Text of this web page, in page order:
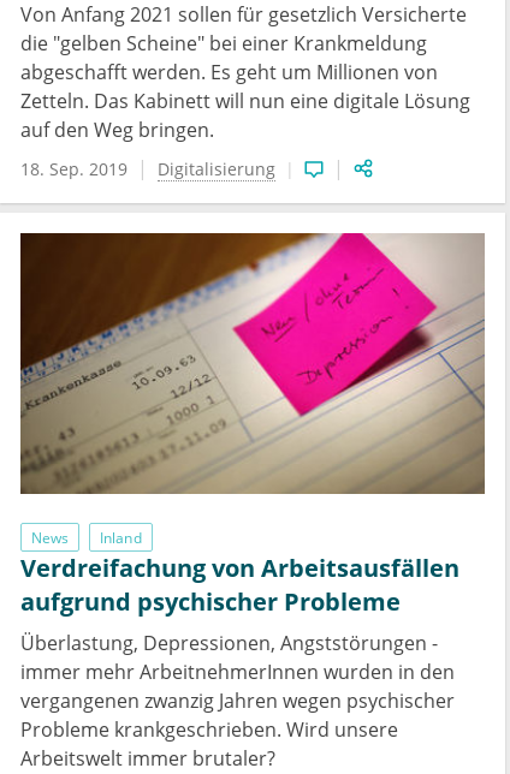
Von Anfang 2021 sollen für gesetzlich Versicherte
die "gelben Scheine" bei einer Krankmeldung
abgeschafft werden. Es geht um Millionen von
Zetteln. Das Kabinett will nun eine digitale Lösung
auf den Weg bringen.
18. Sep. 2019 Digitalisierung
News Inland
Verdreifachung von Arbeitsausfällen
aufgrund psychischer Probleme
Überlastung, Depressionen, Angststörungen -
immer mehr ArbeitnehmerInnen wurden in den
vergangenen zwanzig Jahren wegen psychischer
Probleme krankgeschrieben. Wird unsere
Arbeitswelt immer brutaler?